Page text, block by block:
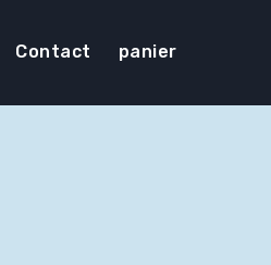
Contact panier